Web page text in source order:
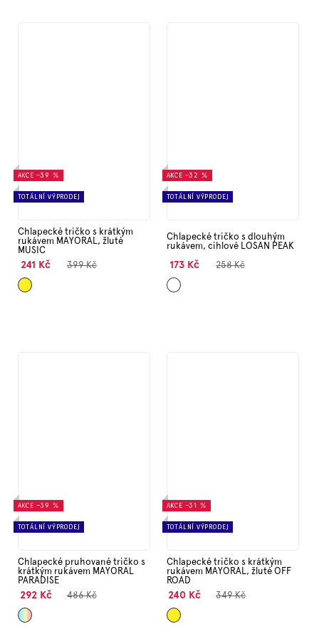
AKCE –39 %
TOTÁLNÍ VÝPRODEJ
Chlapecké tričko s krátkým
rukávem MAYORAL, žluté
MUSIC
241 Kč 399 Kč
Žlutá
AKCE –32 %
TOTÁLNÍ VÝPRODEJ
Chlapecké tričko s dlouhým
rukávem, cihlové LOSAN PEAK
173 Kč 258 Kč
Cihlová
AKCE –39 %
TOTÁLNÍ VÝPRODEJ
Chlapecké pruhované tričko s
krátkým rukávem MAYORAL
PARADISE
292 Kč 486 Kč
Mix
AKCE –31 %
TOTÁLNÍ VÝPRODEJ
Chlapecké tričko s krátkým
rukávem MAYORAL, žluté OFF
ROAD
240 Kč 349 Kč
Žlutá